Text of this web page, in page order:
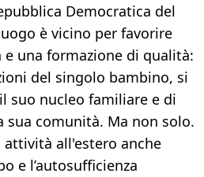
Democratica del
è vicino per favorire
e una formazione di qualità:
del singolo bambino, si
suo nucleo familiare e di
sua comunità. Ma non solo.
all'estero anche
e l’autosufficienza